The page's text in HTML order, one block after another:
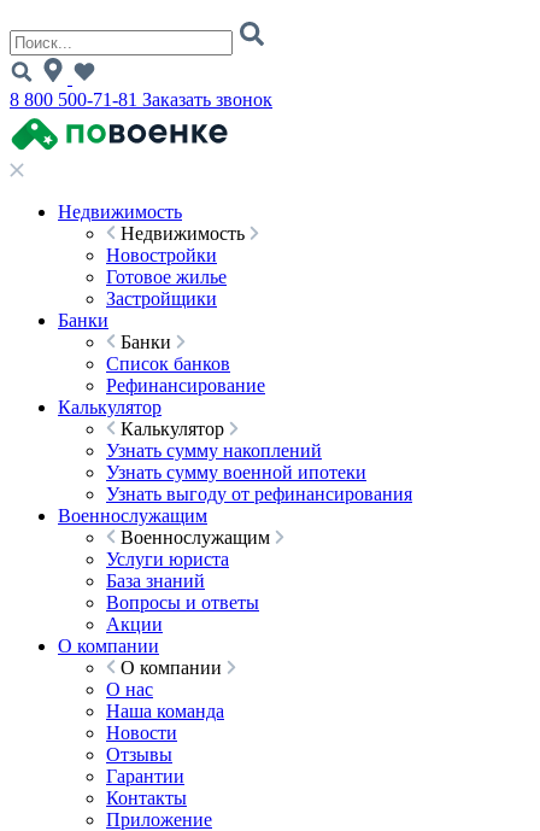
8 800 500-71-81 Заказать звонок
Недвижимость
Недвижимость
Новостройки
Готовое жилье
Застройщики
Банки
Банки
Список банков
Рефинансирование
Калькулятор
Калькулятор
Узнать сумму накоплений
Узнать сумму военной ипотеки
Узнать выгоду от рефинансирования
Военнослужащим
Военнослужащим
Услуги юриста
База знаний
Вопросы и ответы
Акции
О компании
О компании
О нас
Наша команда
Новости
Отзывы
Гарантии
Контакты
Приложение